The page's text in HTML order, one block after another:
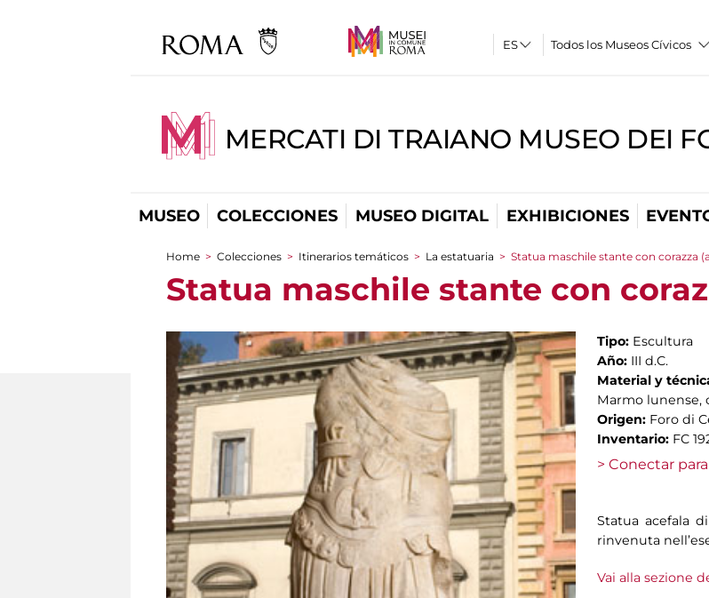
Todos los Museos Cívicos
MERCATI DI TRAIANO MUSEO DEI
MUSEO COLECCIONES MUSEO DIGITAL EXHIBICIONES
You are here
Home > Colecciones > Itinerarios temáticos > La estatuaria > Statua maschile stante con corazza
Statua maschile stante con
Tipo: Escultura
Año: III d.C.
Material y
Marmo lunense,
Origen: Foro di
Inventario: FC
> Conectar
Statua acefala
rinvenuta
Vai alla sezione